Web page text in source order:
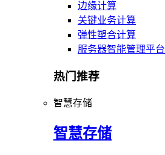
边缘计算
关键业务计算
弹性塑合计算
服务器智能管理平台
热门推荐
智慧存储
智慧存储